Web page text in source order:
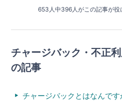
653人中396人がこの記事が役
チャージバック・不正
の記事
チャージバックとはなんです